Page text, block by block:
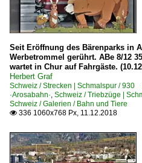
Seit Eröffnung des Bärenparks in
Werbetrommel gerührt. ABe 8/12
wartet in Chur auf Fahrgäste.
Herbert Graf
Schweiz / Strecken | Schmalspur /
·Arosabahn· Schweiz / Triebzüge |
Schweiz / Galerien / Bahn und Tiere
 336 1060x768 Px, 11.12.2018